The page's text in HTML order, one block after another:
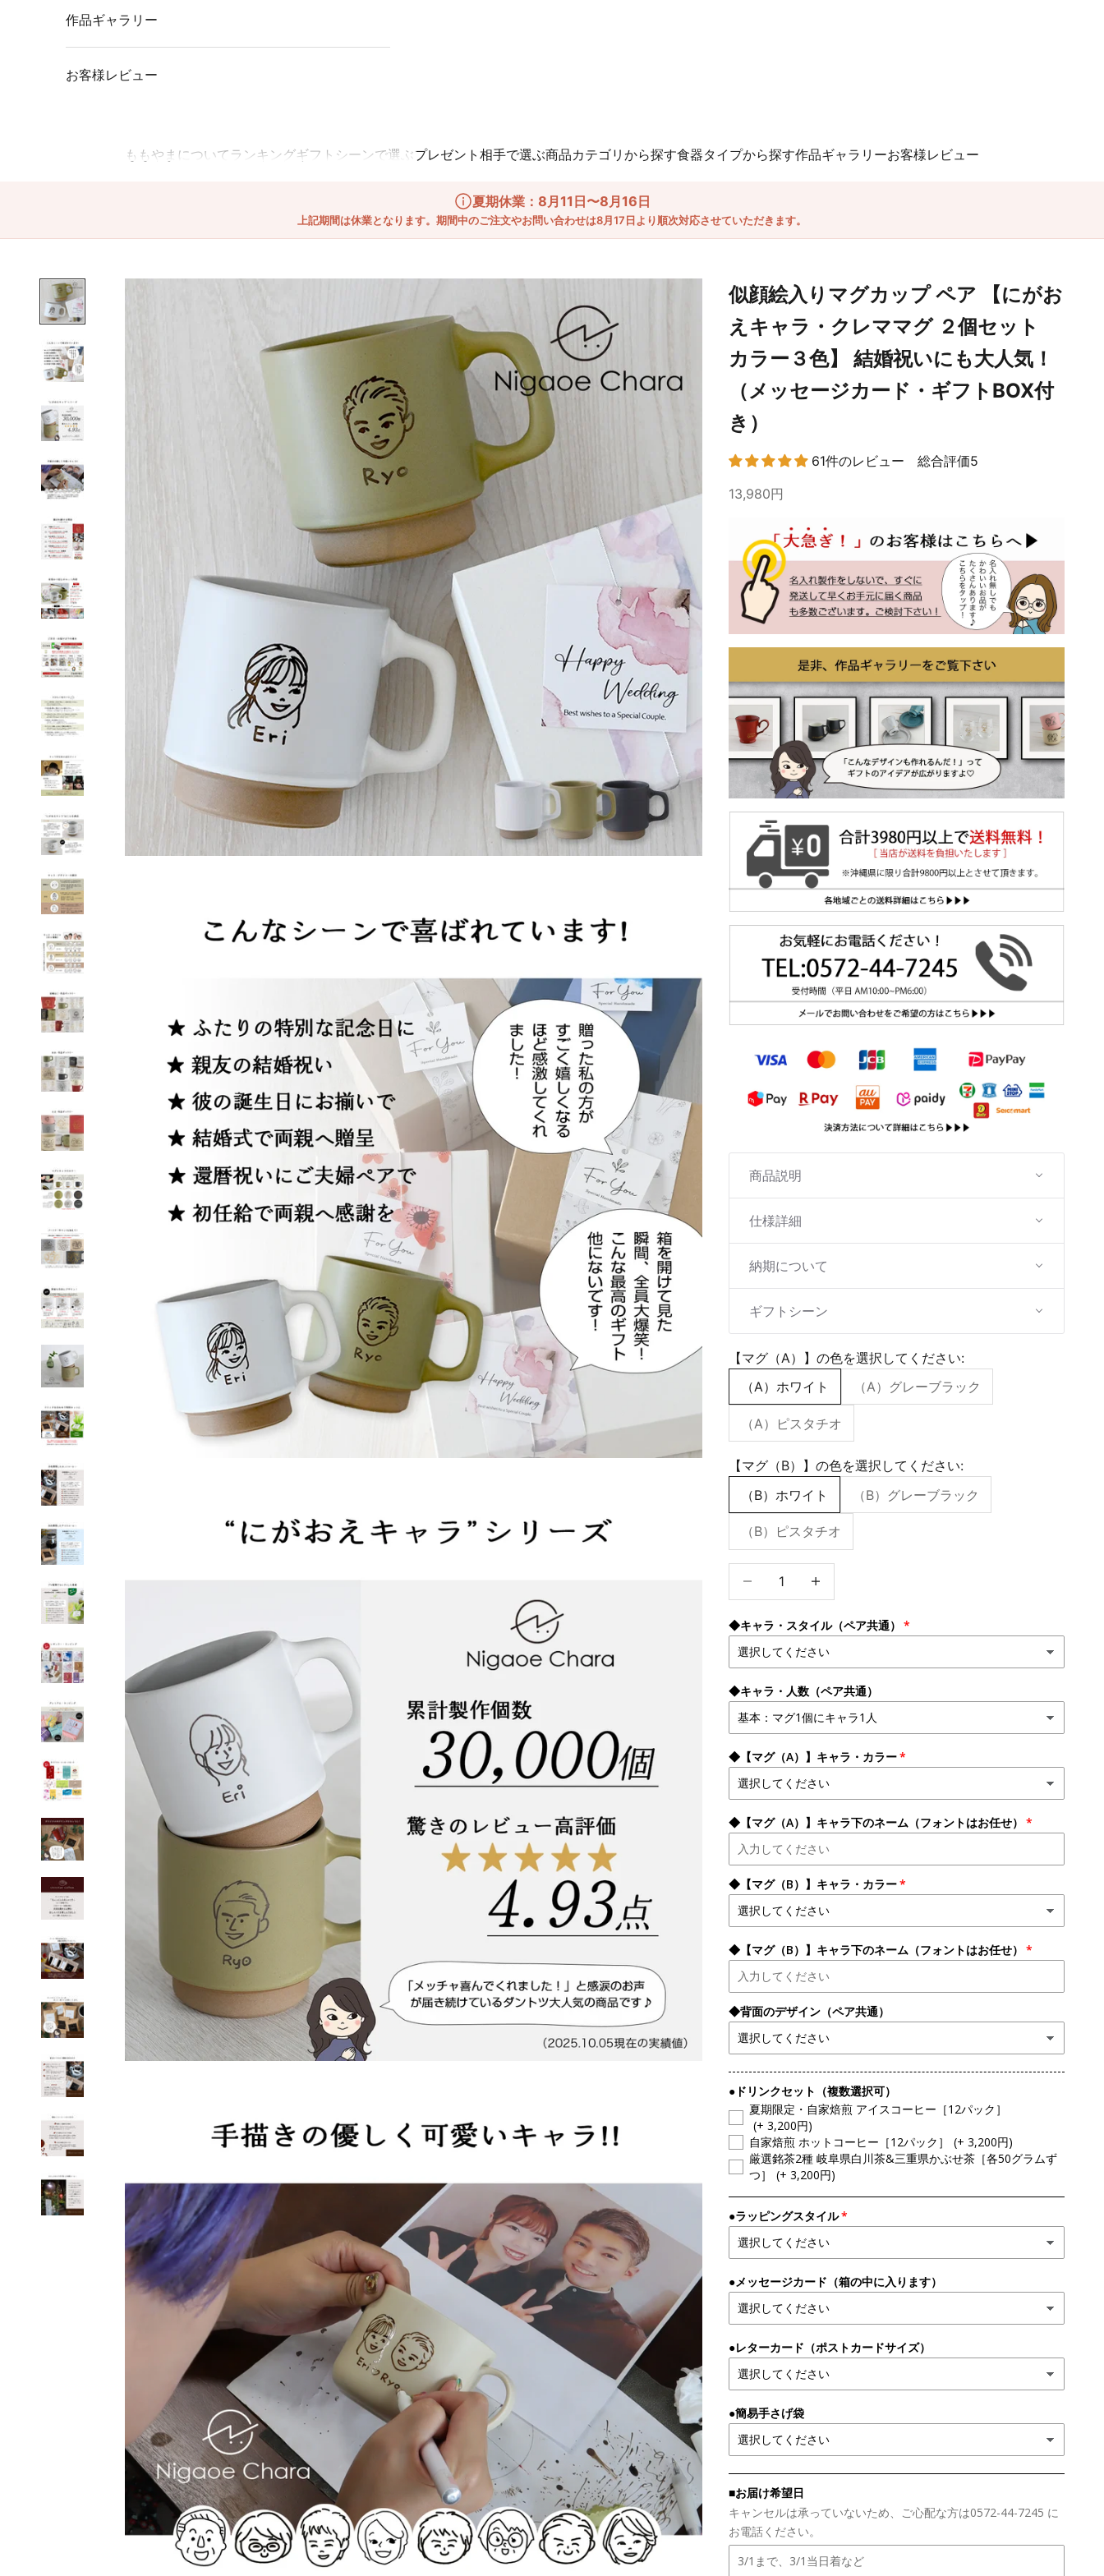
ももやまについて ランキングギフトシーンで選ぶプレゼント相手で選ぶ商品カテゴリから探す食器タイプから探す作品ギャラリーお客様レビュー
作品ギャラリー
お客様レビュー
夏期休業：8月11日〜8月16日
上記期間は休業となります。期間中のご注文やお問い合わせは8月17日より順次対応させていただきます。
似顔絵入りマグカップ ペア 【にがお
えキャラ・クレママグ ２個セット
カラー３色】 結婚祝いにも大人気！
（メッセージカード・ギフトBOX付
き）
61件のレビュー 総合評価5
13,980円
商品説明
仕様詳細
納期について
ギフトシーン
【マグ（A）】の色を選択してください:
（A）ホワイト
（A）グレーブラック
（A）ピスタチオ
【マグ（B）】の色を選択してください:
（B）ホワイト
（B）グレーブラック
（B）ピスタチオ
数量を減らす 数量を増やす
◆キャラ・スタイル（ペア共通）
◆キャラ・人数（ペア共通）
◆【マグ（A）】キャラ・カラー
◆【マグ（A）】キャラ下のネーム（フォントはお任せ）
◆【マグ（B）】キャラ・カラー
◆【マグ（B）】キャラ下のネーム（フォントはお任せ）
◆背面のデザイン（ペア共通）
●ドリンクセット（複数選択可）
夏期限定・自家焙煎 アイスコーヒー［12パック］
(+ 3,200円)
自家焙煎 ホットコーヒー［12パック］
(+ 3,200円)
厳選銘茶2種 岐阜県白川茶&三重県かぶせ茶［各50グラムず
つ］
(+ 3,200円)
●ラッピングスタイル
●メッセージカード（箱の中に入ります）
●レターカード（ポストカードサイズ）
●簡易手さげ袋
■お届け希望日
キャンセルは承っていないため、ご心配な方は0572-44-7245 に
お電話ください。